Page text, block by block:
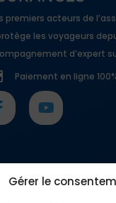
Gérer le
premiers acteurs de
les voyageurs
d’expert
Paiement en ligne